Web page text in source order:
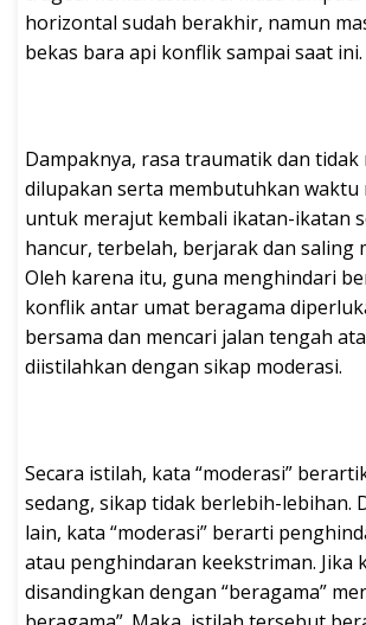
horizontal sudah berakhir, namun
bekas bara api konflik sampai saat ini.
Dampaknya, rasa traumatik dan
dilupakan serta membutuhkan waktu
untuk merajut kembali ikatan-ikatan
hancur, terbelah, berjarak dan saling
Oleh karena itu, guna menghindari
konflik antar umat beragama
bersama dan mencari jalan tengah
diistilahkan dengan sikap moderasi.
Secara istilah, kata “moderasi”
sedang, sikap tidak berlebih-lebihan.
lain, kata “moderasi” berarti
atau penghindaran keekstriman. Jika
disandingkan dengan “beragama”